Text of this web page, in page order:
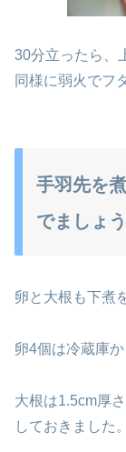
30分立ったら、
同様に弱火でフ
手羽先を
でましょう
卵と大根も下煮
卵4個は冷蔵庫
大根は1.5cm厚
しておきました。